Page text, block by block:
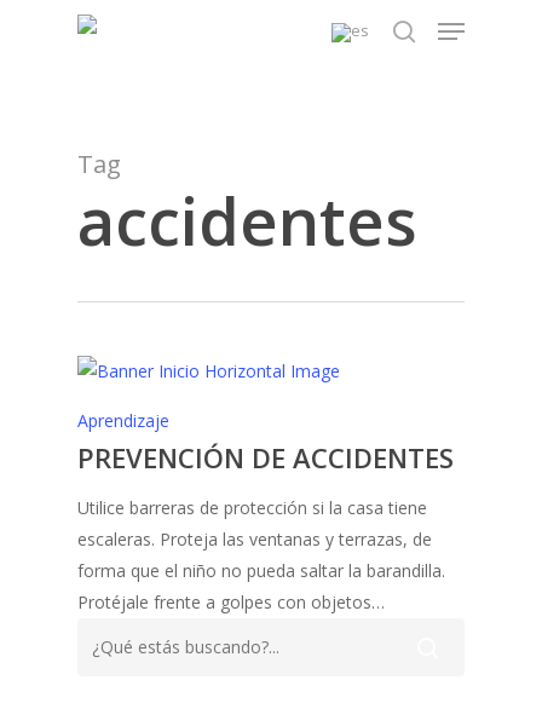
Menu
Tag
accidentes
Aprendizaje
PREVENCIÓN DE ACCIDENTES
Utilice barreras de protección si la casa tiene
escaleras. Proteja las ventanas y terrazas, de
forma que el niño no pueda saltar la barandilla.
Protéjale frente a golpes con objetos…